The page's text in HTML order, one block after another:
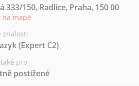
333/150, Radlice, Praha, 150 00
na mapě
znalosti
(Expert C2)
pro
postižené